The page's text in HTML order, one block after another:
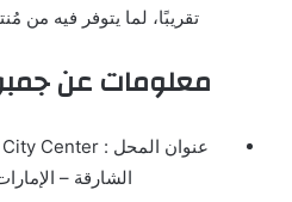
تقريبًا، لما يتوفر فيه من
معلومات عن جمبو
الشارقة –